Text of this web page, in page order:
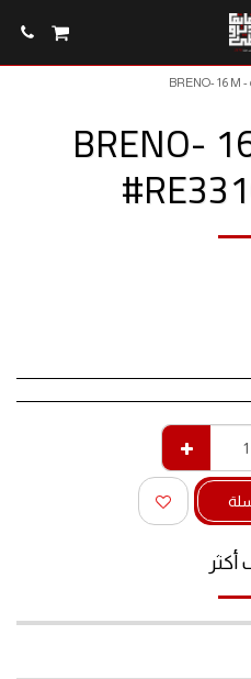
BRENO- 16 M -
BRENO-
أكثر